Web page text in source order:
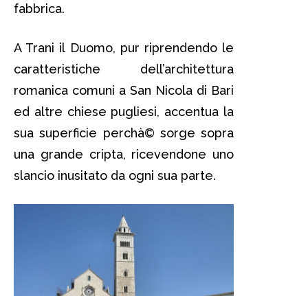
fabbrica.
A Trani il Duomo, pur riprendendo le
caratteristiche dell’architettura
romanica comuni a San Nicola di Bari
ed altre chiese pugliesi, accentua la
sua superficie perchà© sorge sopra
una grande cripta, ricevendone uno
slancio inusitato da ogni sua parte.